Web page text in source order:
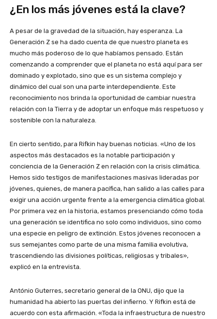
¿En los más jóvenes está la clave?
A pesar de la gravedad de la situación, hay esperanza. La
Generación Z se ha dado cuenta de que nuestro planeta es
mucho más poderoso de lo que habíamos pensado. Están
comenzando a comprender que el planeta no está aquí para ser
dominado y explotado, sino que es un sistema complejo y
dinámico del cual son una parte interdependiente. Este
reconocimiento nos brinda la oportunidad de cambiar nuestra
relación con la Tierra y de adoptar un enfoque más respetuoso y
sostenible con la naturaleza.
En cierto sentido, para Rifkin hay buenas noticias. «Uno de los
aspectos más destacados es la notable participación y
conciencia de la Generación Z en relación con la crisis climática.
Hemos sido testigos de manifestaciones masivas lideradas por
jóvenes, quienes, de manera pacífica, han salido a las calles para
exigir una acción urgente frente a la emergencia climática global.
Por primera vez en la historia, estamos presenciando cómo toda
una generación se identifica no solo como individuos, sino como
una especie en peligro de extinción. Estos jóvenes reconocen a
sus semejantes como parte de una misma familia evolutiva,
trascendiendo las divisiones políticas, religiosas y tribales»,
explicó en la entrevista.
António Guterres, secretario general de la ONU, dijo que la
humanidad ha abierto las puertas del infierno. Y Rifkin está de
acuerdo con esta afirmación. «Toda la infraestructura de nuestro